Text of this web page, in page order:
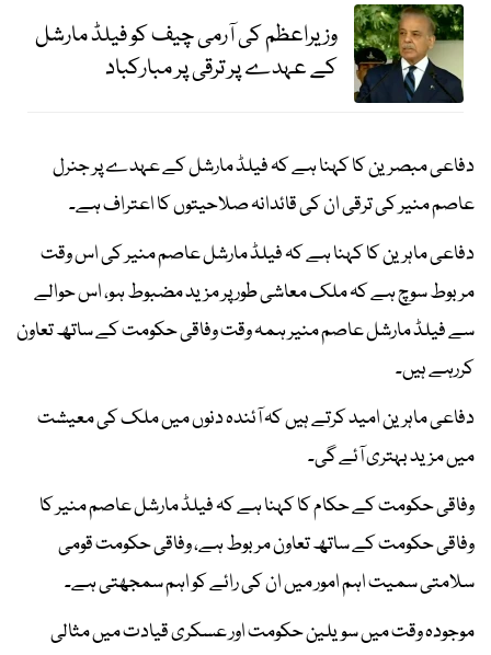
وزیراعظم کی آرمی چیف کو فیلڈ مارشل
کے عہدے پر ترقی پر مبارکباد
دفاعی مبصرین کا کہنا ہے کہ فیلڈ مارشل کے عہدے پر جنرل
عاصم منیر کی ترقی ان کی قائدانہ صلاحیتوں کا اعتراف ہے۔
دفاعی ماہرین کا کہنا ہے کہ فیلڈ مارشل عاصم منیر کی اس وقت
مربوط سوچ ہے کہ ملک معاشی طور پر مزید مضبوط ہو، اس حوالے
سے فیلڈ مارشل عاصم منیر ہمہ وقت وفاقی حکومت کے ساتھ تعاون
کررہے ہیں۔
دفاعی ماہرین امید کرتے ہیں کہ آئندہ دنوں میں ملک کی معیشت
میں مزید بہتری آئے گی۔
وفاقی حکومت کے حکام کا کہنا ہے کہ فیلڈ مارشل عاصم منیر کا
وفاقی حکومت کے ساتھ تعاون مربوط ہے، وفاقی حکومت قومی
سلامتی سمیت اہم امور میں ان کی رائے کو اہم سمجھتی ہے۔
موجودہ وقت میں سویلین حکومت اور عسکری قیادت میں مثالی